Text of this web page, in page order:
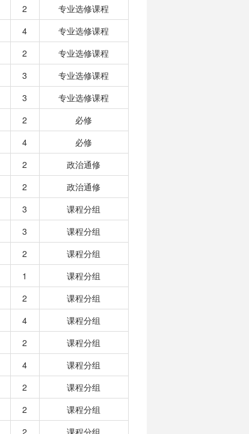
2
专业选修课程
4
专业选修课程
2
专业选修课程
3
专业选修课程
3
专业选修课程
2
必修
4
必修
2
政治通修
2
政治通修
3
课程分组
3
课程分组
2
课程分组
1
课程分组
2
课程分组
4
课程分组
2
课程分组
4
课程分组
2
课程分组
2
课程分组
2 课程分组